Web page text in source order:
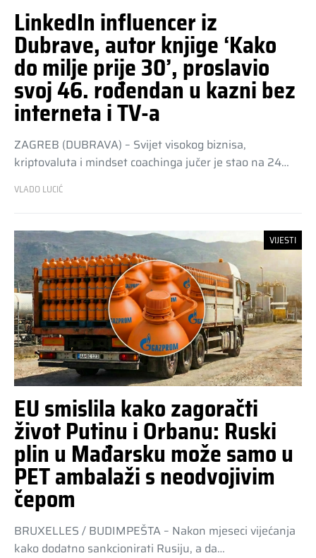
LinkedIn influencer iz
Dubrave, autor knjige ‘Kako
do milje prije 30’, proslavio
svoj 46. rođendan u kazni bez
interneta i TV-a
ZAGREB (DUBRAVA) – Svijet visokog biznisa,
kriptovaluta i mindset coachinga jučer je stao na 24…
VLADO LUCIĆ
VIJESTI
EU smislila kako zagoračti
život Putinu i Orbanu: Ruski
plin u Mađarsku može samo u
PET ambalaži s neodvojivim
čepom
BRUXELLES / BUDIMPEŠTA – Nakon mjeseci vijećanja
kako dodatno sankcionirati Rusiju, a da…